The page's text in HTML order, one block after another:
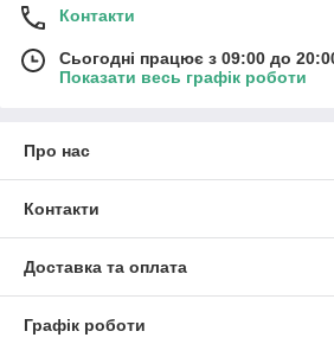
Контакти
Сьогодні працює з 09:00 до
Показати весь графік роботи
Про нас
Контакти
Доставка та оплата
Графік роботи